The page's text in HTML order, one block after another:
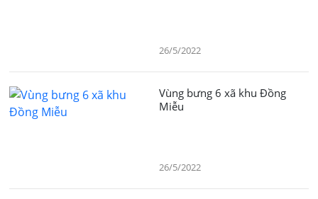
26/5/2022
Vùng bưng 6 xã khu Đồng
Miễu
26/5/2022